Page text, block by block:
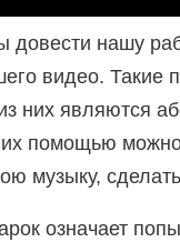
довести нашу
видео. Такие
них являются
помощью
музыку,
означает